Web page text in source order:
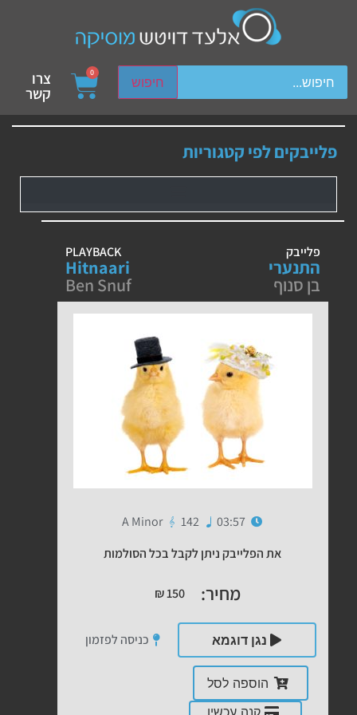
חיפוש
device users, explore by touch or with swipe gestures.
0 צרו
קשר
פלייבקים לפי קטגוריות
פלייבק
התנערי
בן סנוף
PLAYBACK
Hitnaari
Ben Snuf
03:57
142
A Minor
את הפלייבק ניתן לקבל בכל הסולמות
מחיר: ₪150
נגן דוגמא כניסה לפזמון
הוספה לסל